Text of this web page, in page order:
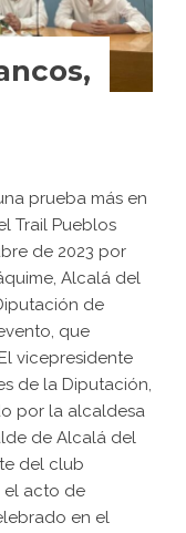
prueba más en
Trail Pueblos
de 2023 por
Alcalá del
de
que
vicepresidente
de la Diputación,
por la alcaldesa
de Alcalá del
del club
el acto de
en el